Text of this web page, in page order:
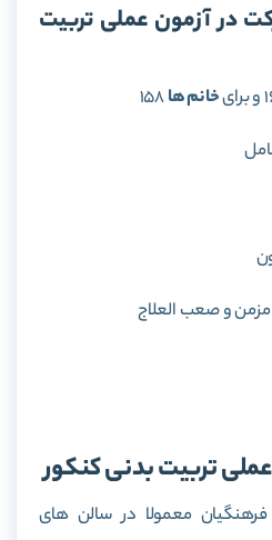
در آزمون عملی تربیت
خانم ها158
مزمن و صعب العلاج
عملی تربیت بدنی کنکور
معمولا در سالن های